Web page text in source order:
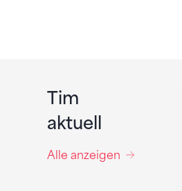
Tim
aktuell
Alle anzeigen